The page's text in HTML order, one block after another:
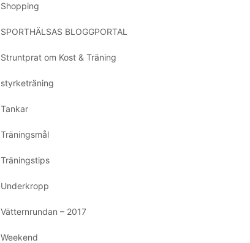
Shopping
SPORTHÄLSAS BLOGGPORTAL
Struntprat om Kost & Träning
styrketräning
Tankar
Träningsmål
Träningstips
Underkropp
Vätternrundan – 2017
Weekend